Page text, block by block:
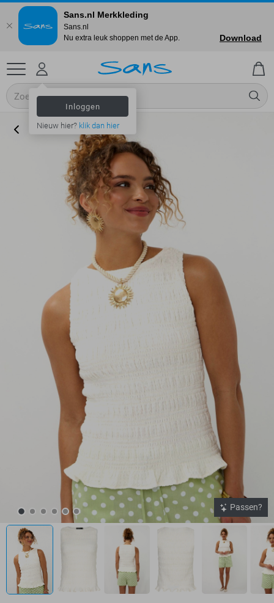
Inloggen
Nieuw hier? klik dan hier
Passen?
Sans.nl Merkkleding
Sans.nl
Nu extra leuk shoppen met de App.
Download